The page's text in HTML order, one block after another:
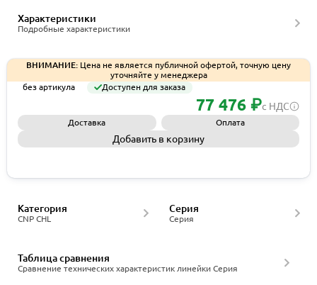
Характеристики
Подробные характеристики
ВНИМАНИЕ: Цена не является публичной офертой, точную цену
уточняйте у менеджера
без артикула
Доступен для заказа
77 476 ₽с НДС
Доставка Оплата
Добавить в корзину
CNP CHL
Категория
Серия
Серия
Сравнение технических характеристик линейки Серия
Таблица сравнения